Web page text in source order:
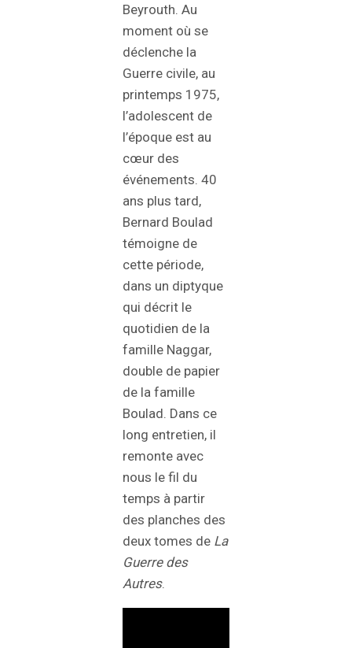
Beyrouth. Au
moment où se
déclenche la
Guerre civile, au
printemps 1975,
l’adolescent de
l’époque est au
cœur des
événements. 40
ans plus tard,
Bernard Boulad
témoigne de
cette période,
dans un diptyque
qui décrit le
quotidien de la
famille Naggar,
double de papier
de la famille
Boulad. Dans ce
long entretien, il
remonte avec
nous le fil du
temps à partir
des planches des
deux tomes de La
Guerre des
Autres.